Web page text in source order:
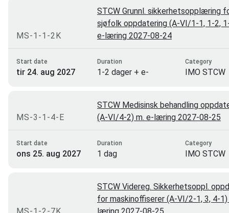
MS-1-1-2K
Start date
tir 24. aug 2027
STCW Grunnl. sikkerhetsopplæring
sjøfolk oppdatering (A-VI/1-1, 1-2,
e-læring 2027-08-24
Duration
1-2 dager + e-
Category
IMO STCW
MS-3-1-4-E
Start date
ons 25. aug 2027
STCW Medisinsk behandling
(A-VI/4-2) m. e-læring 2027-08-25
Duration
1 dag
Category
IMO STCW
MS-1-2-7K
STCW Videreg. Sikkerhetsoppl.
for maskinoffiserer (A-VI/2-1, 3, 4-1)
læring 2027-08-25